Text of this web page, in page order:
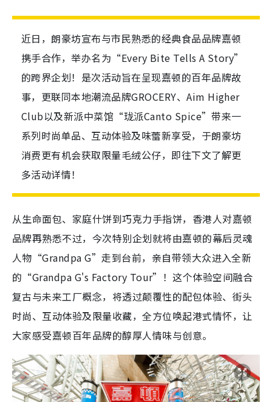
近日，朗豪坊宣布与市民熟悉的经典食品品牌嘉顿
携手合作，举办名为“Every Bite Tells A Story”
的跨界企划！是次活动旨在呈现嘉顿的百年品牌故
事，更联同本地潮流品牌GROCERY、Aim Higher
Club以及新派中菜馆“珑派Canto Spice”带来一
系列时尚单品、互动体验及味蕾新享受，于朗豪坊
消费更有机会获取限量毛绒公仔，即往下文了解更
多活动详情！
从生命面包、家庭什饼到巧克力手指饼，香港人对嘉顿
品牌再熟悉不过，今次特别企划就将由嘉顿的幕后灵魂
人物“Grandpa G”走到台前，亲自带领大众进入全新
的“Grandpa G's Factory Tour”！这个体验空间融合
复古与未来工厂概念，将透过颠覆性的配包体验、街头
时尚、互动体验及限量收藏，全方位唤起港式情怀，让
大家感受嘉顿百年品牌的醇厚人情味与创意。